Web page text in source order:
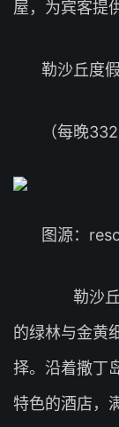
屋，为宾客提
勒沙丘度
（每晚
图源：
勒沙丘
的绿林与金黄
择。沿着撒丁
特色的酒店，